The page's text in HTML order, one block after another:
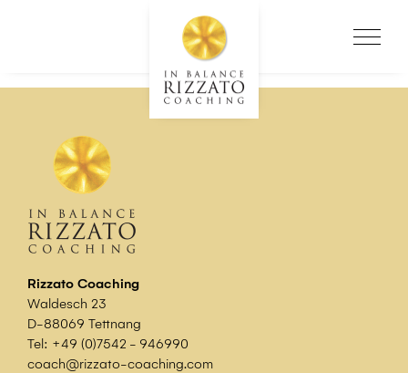
Rizzato Coaching
Waldesch 23
D-88069 Tettnang
Tel: +49 (0)7542 - 946990
coach@rizzato-coaching.com